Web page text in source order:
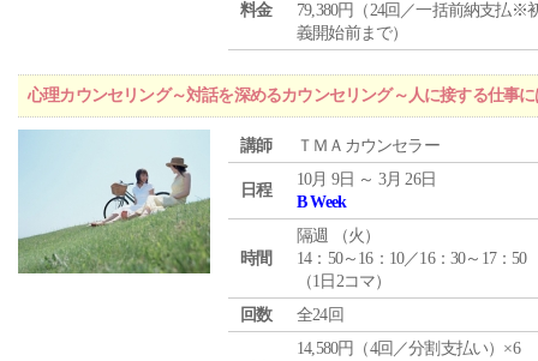
料金
79,380円（24回／一括前納支払※
義開始前まで）
心理カウンセリング～対話を深めるカウンセリング～人に接する仕事
講師 ＴＭＡカウンセラー
日程
10月 9日 ～ 3月 26日
B Week
時間
隔週 （火 ）
14：50～16：10／16：30～17：50
（1日2コマ）
回数
全24回
14,580円（4回／分割支払い）×6